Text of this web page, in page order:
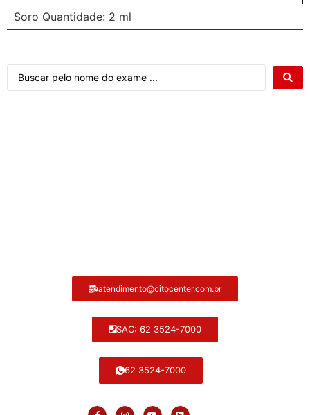
Soro Quantidade: 2 ml
atendimento@citocenter.com.br
SAC: 62 3524-7000
62 3524-7000